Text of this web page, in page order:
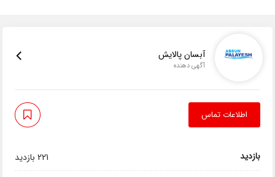
آبسان پالایش
آگهی دهنده
اطلاعات تماس
بازدید 221 بازدید